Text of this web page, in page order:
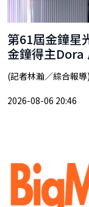
第61屆金鐘星
金鐘得主Dora
(記者林瀚／綜合報
2026-08-06 20:46